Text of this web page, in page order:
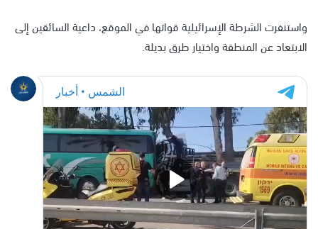
واستنفرت الشرطة الإسرائيلية قواتها في الموقع، داعية السائقين إلى
الابتعاد عن المنطقة واختيار طرق بديلة.